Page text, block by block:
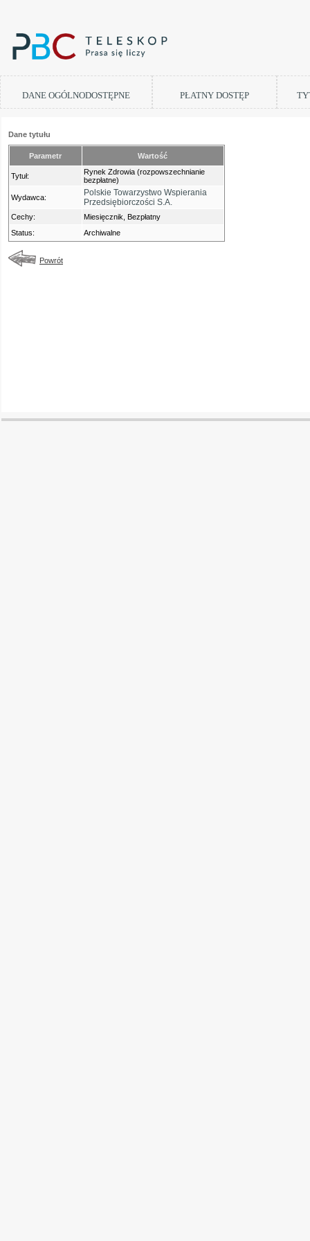
DANE OGÓLNODOSTĘPNE PŁATNY DOSTĘP
Dane tytułu
Parametr Wartość
Tytuł:
Rynek Zdrowia (rozpowszechnianie
bezpłatne)
Wydawca:
Polskie Towarzystwo Wspierania
Przedsiębiorczości S.A.
Cechy:
Miesięcznik, Bezpłatny
Status:
Archiwalne
Powrót